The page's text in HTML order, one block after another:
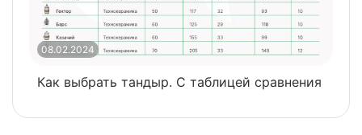
08.02.2024
Как выбрать тандыр. С таблицей сравнения